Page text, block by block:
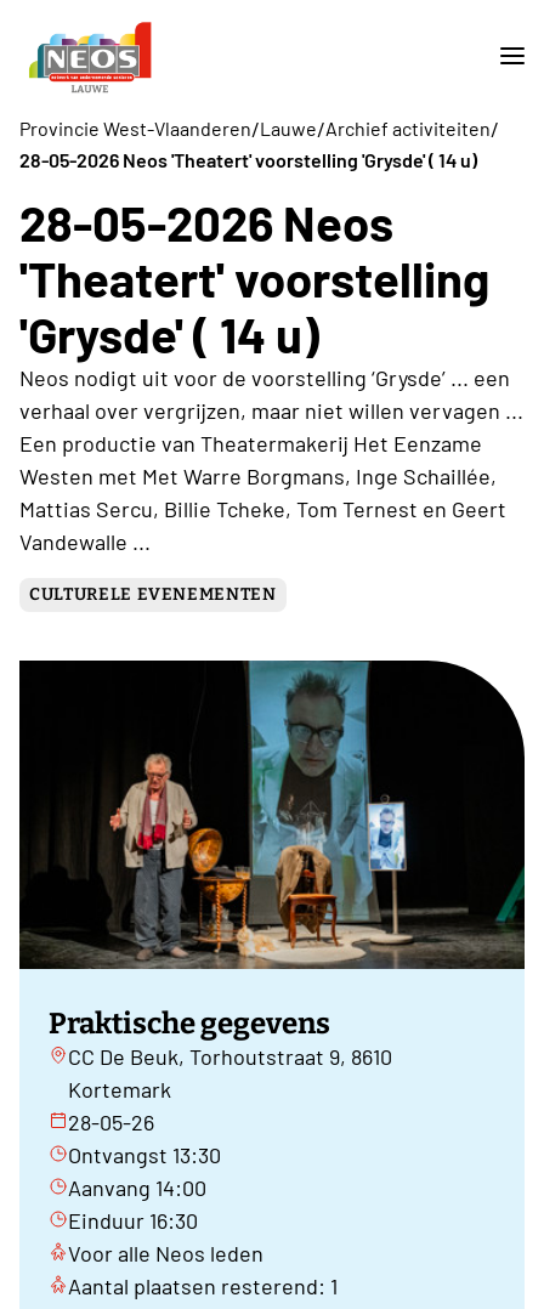
Provincie West-Vlaanderen/Lauwe/Archief activiteiten/
28-05-2026 Neos 'Theatert' voorstelling 'Grysde' ( 14 u)
28-05-2026 Neos
'Theatert' voorstelling
'Grysde' ( 14 u)
Neos nodigt uit voor de voorstelling ‘Grysde’ ... een
verhaal over vergrijzen, maar niet willen vervagen ...
Een productie van Theatermakerij Het Eenzame
Westen met Met Warre Borgmans, Inge Schaillée,
Mattias Sercu, Billie Tcheke, Tom Ternest en Geert
Vandewalle ...
CULTURELE EVENEMENTEN
Praktische gegevens
CC De Beuk, Torhoutstraat 9, 8610
Kortemark
28-05-26
Ontvangst 13:30
Aanvang 14:00
Einduur 16:30
Voor alle Neos leden
Aantal plaatsen resterend: 1